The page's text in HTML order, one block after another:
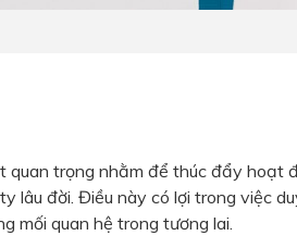
quan trọng nhằm để thúc đẩy hoạt
lâu đời. Điều này có lợi trong việc
mối quan hệ trong tương lai.